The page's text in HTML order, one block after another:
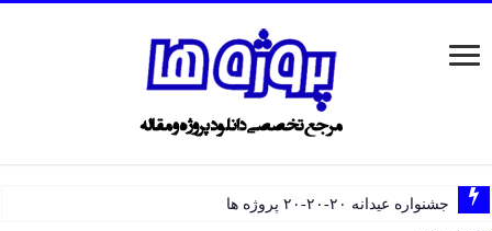
جشنواره عیدانه ۲۰-۲۰-۲۰ پروژه ها